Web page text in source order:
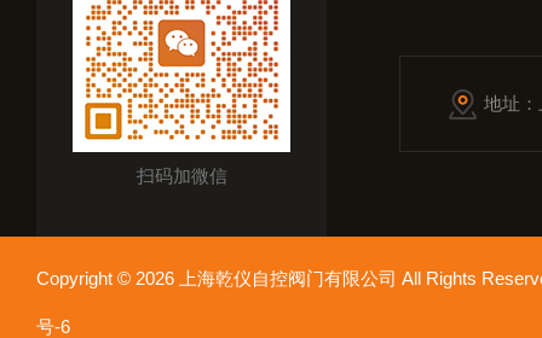
扫码加微信
地址
Copyright © 2026 上海乾仪自控阀门有限公司 All Rights
号-6